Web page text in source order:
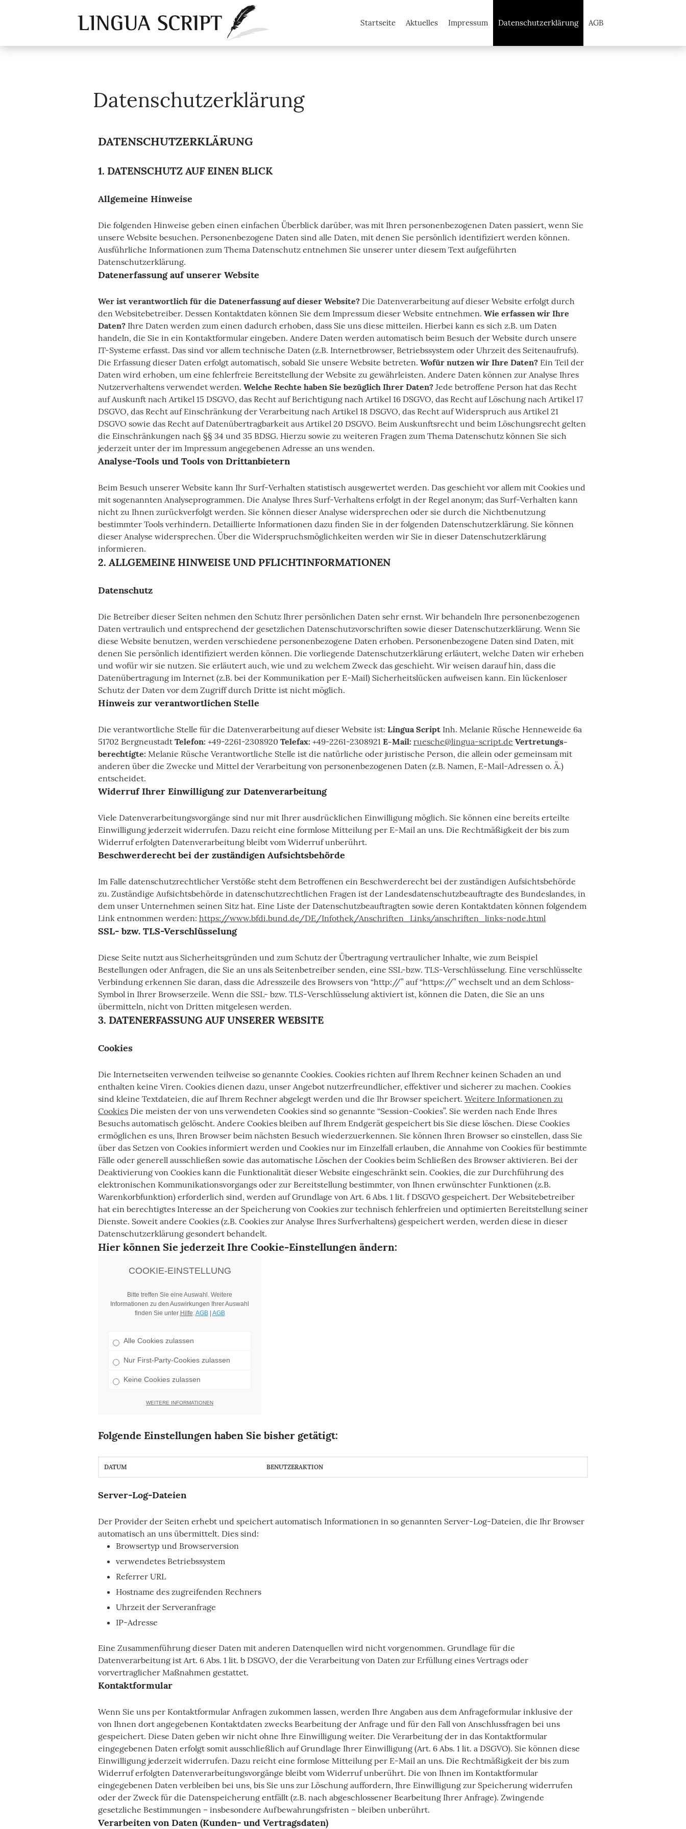
Startseite Aktuelles Impressum Datenschutzerklärung AGB
Datenschutzerklärung
DATENSCHUTZ­ERKLÄRUNG
1. DATENSCHUTZ AUF EINEN BLICK
Allgemeine Hinweise
Die folgenden Hinweise geben einen einfachen Überblick darüber, was mit Ihren personenbezogenen Daten passiert, wenn Sie
unsere Website besuchen. Personenbezogene Daten sind alle Daten, mit denen Sie persönlich identifiziert werden können.
Ausführliche Informationen zum Thema Datenschutz entnehmen Sie unserer unter diesem Text aufgeführten
Datenschutzerklärung.
Datenerfassung auf unserer Website
Wer ist verantwortlich für die Datenerfassung auf dieser Website? Die Datenverarbeitung auf dieser Website erfolgt durch
den Websitebetreiber. Dessen Kontaktdaten können Sie dem Impressum dieser Website entnehmen. Wie erfassen wir Ihre
Daten? Ihre Daten werden zum einen dadurch erhoben, dass Sie uns diese mitteilen. Hierbei kann es sich z.B. um Daten
handeln, die Sie in ein Kontaktformular eingeben. Andere Daten werden automatisch beim Besuch der Website durch unsere
IT-Systeme erfasst. Das sind vor allem technische Daten (z.B. Internetbrowser, Betriebssystem oder Uhrzeit des Seitenaufrufs).
Die Erfassung dieser Daten erfolgt automatisch, sobald Sie unsere Website betreten. Wofür nutzen wir Ihre Daten? Ein Teil der
Daten wird erhoben, um eine fehlerfreie Bereitstellung der Website zu gewährleisten. Andere Daten können zur Analyse Ihres
Nutzerverhaltens verwendet werden. Welche Rechte haben Sie bezüglich Ihrer Daten? Jede betroffene Person hat das Recht
auf Auskunft nach Artikel 15 DSGVO, das Recht auf Berichtigung nach Artikel 16 DSGVO, das Recht auf Löschung nach Artikel 17
DSGVO, das Recht auf Einschränkung der Verarbeitung nach Artikel 18 DSGVO, das Recht auf Widerspruch aus Artikel 21
DSGVO sowie das Recht auf Datenübertragbarkeit aus Artikel 20 DSGVO. Beim Auskunftsrecht und beim Löschungsrecht gelten
die Einschränkungen nach §§ 34 und 35 BDSG. Hierzu sowie zu weiteren Fragen zum Thema Datenschutz können Sie sich
jederzeit unter der im Impressum angegebenen Adresse an uns wenden.
Analyse-Tools und Tools von Drittanbietern
Beim Besuch unserer Website kann Ihr Surf-Verhalten statistisch ausgewertet werden. Das geschieht vor allem mit Cookies und
mit sogenannten Analyseprogrammen. Die Analyse Ihres Surf-Verhaltens erfolgt in der Regel anonym; das Surf-Verhalten kann
nicht zu Ihnen zurückverfolgt werden. Sie können dieser Analyse widersprechen oder sie durch die Nichtbenutzung
bestimmter Tools verhindern. Detaillierte Informationen dazu finden Sie in der folgenden Datenschutzerklärung. Sie können
dieser Analyse widersprechen. Über die Widerspruchsmöglichkeiten werden wir Sie in dieser Datenschutzerklärung
informieren.
2. ALLGEMEINE HINWEISE UND PFLICHTINFORMATIONEN
Datenschutz
Die Betreiber dieser Seiten nehmen den Schutz Ihrer persönlichen Daten sehr ernst. Wir behandeln Ihre personenbezogenen
Daten vertraulich und entsprechend der gesetzlichen Datenschutzvorschriften sowie dieser Datenschutzerklärung. Wenn Sie
diese Website benutzen, werden verschiedene personenbezogene Daten erhoben. Personenbezogene Daten sind Daten, mit
denen Sie persönlich identifiziert werden können. Die vorliegende Datenschutzerklärung erläutert, welche Daten wir erheben
und wofür wir sie nutzen. Sie erläutert auch, wie und zu welchem Zweck das geschieht. Wir weisen darauf hin, dass die
Datenübertragung im Internet (z.B. bei der Kommunikation per E-Mail) Sicherheitslücken aufweisen kann. Ein lückenloser
Schutz der Daten vor dem Zugriff durch Dritte ist nicht möglich.
Hinweis zur verantwortlichen Stelle
Die verantwortliche Stelle für die Datenverarbeitung auf dieser Website ist: Lingua Script Inh. Melanie Rüsche Henneweide 6a
51702 Bergneustadt Telefon: +49-2261-2308920 Telefax: +49-2261-2308921 E-Mail: ruesche@lingua-script.de Vertretungs­
berechtigte: Melanie Rüsche Verantwortliche Stelle ist die natürliche oder juristische Person, die allein oder gemeinsam mit
anderen über die Zwecke und Mittel der Verarbeitung von personenbezogenen Daten (z.B. Namen, E-Mail-Adressen o. Ä.)
entscheidet.
Widerruf Ihrer Einwilligung zur Datenverarbeitung
Viele Datenverarbeitungsvorgänge sind nur mit Ihrer ausdrücklichen Einwilligung möglich. Sie können eine bereits erteilte
Einwilligung jederzeit widerrufen. Dazu reicht eine formlose Mitteilung per E-Mail an uns. Die Rechtmäßigkeit der bis zum
Widerruf erfolgten Datenverarbeitung bleibt vom Widerruf unberührt.
Beschwerderecht bei der zuständigen Aufsichtsbehörde
Im Falle datenschutzrechtlicher Verstöße steht dem Betroffenen ein Beschwerderecht bei der zuständigen Aufsichtsbehörde
zu. Zuständige Aufsichtsbehörde in datenschutzrechtlichen Fragen ist der Landesdatenschutzbeauftragte des Bundeslandes, in
dem unser Unternehmen seinen Sitz hat. Eine Liste der Datenschutzbeauftragten sowie deren Kontaktdaten können folgendem
Link entnommen werden: https://www.bfdi.bund.de/DE/Infothek/Anschriften_Links/anschriften_links-node.html
SSL- bzw. TLS-Verschlüsselung
Diese Seite nutzt aus Sicherheitsgründen und zum Schutz der Übertragung vertraulicher Inhalte, wie zum Beispiel
Bestellungen oder Anfragen, die Sie an uns als Seitenbetreiber senden, eine SSL-bzw. TLS-Verschlüsselung. Eine verschlüsselte
Verbindung erkennen Sie daran, dass die Adresszeile des Browsers von “http://” auf “https://” wechselt und an dem Schloss-
Symbol in Ihrer Browserzeile. Wenn die SSL- bzw. TLS-Verschlüsselung aktiviert ist, können die Daten, die Sie an uns
übermitteln, nicht von Dritten mitgelesen werden.
3. DATENERFASSUNG AUF UNSERER WEBSITE
Cookies
Die Internetseiten verwenden teilweise so genannte Cookies. Cookies richten auf Ihrem Rechner keinen Schaden an und
enthalten keine Viren. Cookies dienen dazu, unser Angebot nutzerfreundlicher, effektiver und sicherer zu machen. Cookies
sind kleine Textdateien, die auf Ihrem Rechner abgelegt werden und die Ihr Browser speichert. Weitere Informationen zu
Cookies Die meisten der von uns verwendeten Cookies sind so genannte “Session-Cookies”. Sie werden nach Ende Ihres
Besuchs automatisch gelöscht. Andere Cookies bleiben auf Ihrem Endgerät gespeichert bis Sie diese löschen. Diese Cookies
ermöglichen es uns, Ihren Browser beim nächsten Besuch wiederzuerkennen. Sie können Ihren Browser so einstellen, dass Sie
über das Setzen von Cookies informiert werden und Cookies nur im Einzelfall erlauben, die Annahme von Cookies für bestimmte
Fälle oder generell ausschließen sowie das automatische Löschen der Cookies beim Schließen des Browser aktivieren. Bei der
Deaktivierung von Cookies kann die Funktionalität dieser Website eingeschränkt sein. Cookies, die zur Durchführung des
elektronischen Kommunikationsvorgangs oder zur Bereitstellung bestimmter, von Ihnen erwünschter Funktionen (z.B.
Warenkorbfunktion) erforderlich sind, werden auf Grundlage von Art. 6 Abs. 1 lit. f DSGVO gespeichert. Der Websitebetreiber
hat ein berechtigtes Interesse an der Speicherung von Cookies zur technisch fehlerfreien und optimierten Bereitstellung seiner
Dienste. Soweit andere Cookies (z.B. Cookies zur Analyse Ihres Surfverhaltens) gespeichert werden, werden diese in dieser
Datenschutzerklärung gesondert behandelt.
Hier können Sie jederzeit Ihre Cookie-Einstellungen ändern:
COOKIE-EINSTELLUNG
Bitte treffen Sie eine Auswahl. Weitere
Informationen zu den Auswirkungen Ihrer Auswahl
finden Sie unter Hilfe AGB| AGB
Alle Cookies zulassen
Nur First-Party-Cookies zulassen
Keine Cookies zulassen
WEITERE INFORMATIONEN
Folgende Einstellungen haben Sie bisher getätigt:
DATUM BENUTZERAKTION
Server-Log-Dateien
Der Provider der Seiten erhebt und speichert automatisch Informationen in so genannten Server-Log-Dateien, die Ihr Browser
automatisch an uns übermittelt. Dies sind:
Browsertyp und Browserversion
verwendetes Betriebssystem
Referrer URL
Hostname des zugreifenden Rechners
Uhrzeit der Serveranfrage
IP-Adresse
Eine Zusammenführung dieser Daten mit anderen Datenquellen wird nicht vorgenommen. Grundlage für die
Datenverarbeitung ist Art. 6 Abs. 1 lit. b DSGVO, der die Verarbeitung von Daten zur Erfüllung eines Vertrags oder
vorvertraglicher Maßnahmen gestattet.
Kontaktformular
Wenn Sie uns per Kontaktformular Anfragen zukommen lassen, werden Ihre Angaben aus dem Anfrageformular inklusive der
von Ihnen dort angegebenen Kontaktdaten zwecks Bearbeitung der Anfrage und für den Fall von Anschlussfragen bei uns
gespeichert. Diese Daten geben wir nicht ohne Ihre Einwilligung weiter. Die Verarbeitung der in das Kontaktformular
eingegebenen Daten erfolgt somit ausschließlich auf Grundlage Ihrer Einwilligung (Art. 6 Abs. 1 lit. a DSGVO). Sie können diese
Einwilligung jederzeit widerrufen. Dazu reicht eine formlose Mitteilung per E-Mail an uns. Die Rechtmäßigkeit der bis zum
Widerruf erfolgten Datenverarbeitungsvorgänge bleibt vom Widerruf unberührt. Die von Ihnen im Kontaktformular
eingegebenen Daten verbleiben bei uns, bis Sie uns zur Löschung auffordern, Ihre Einwilligung zur Speicherung widerrufen
oder der Zweck für die Datenspeicherung entfällt (z.B. nach abgeschlossener Bearbeitung Ihrer Anfrage). Zwingende
gesetzliche Bestimmungen – insbesondere Aufbewahrungsfristen – bleiben unberührt.
Verarbeiten von Daten (Kunden- und Vertragsdaten)